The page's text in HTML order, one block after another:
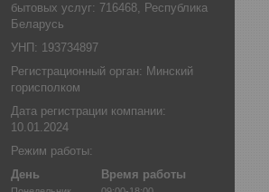
бытовых услуг: 716468, Республика
Беларусь
УНП: 193734897
Регистрационный орган: Минский
горисполком
Дата регистрации компании:
10.01.2024
Режим работы:
День
Время работы